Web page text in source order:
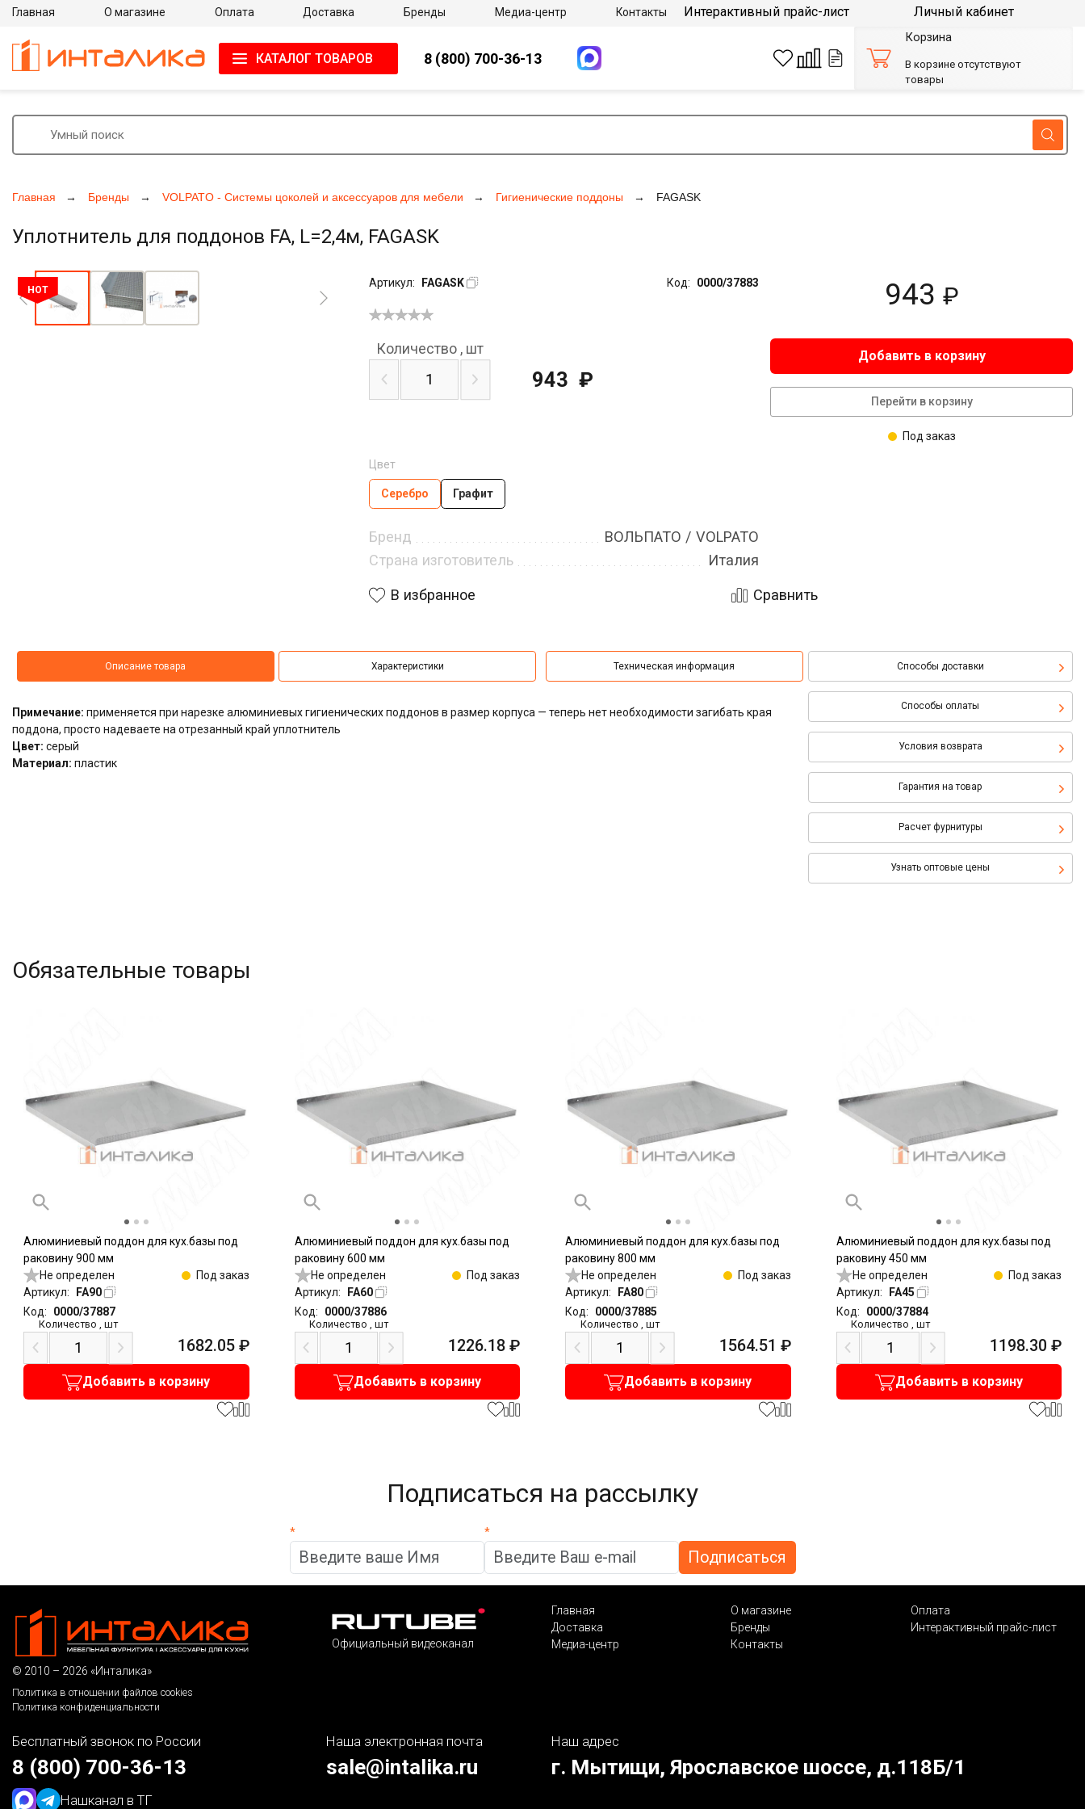
Главная Бренды VOLPATO - Системы цоколей и аксессуаров для мебели Гигиенические поддоны FAGASK
Уплотнитель для поддонов FA, L=2,4м, FAGASK
HOT
Артикул: FAGASK Код: 0000/37883 943 ₽
Цвет
Серебро Графит
Бренд
ВОЛЬПАТО / VOLPATO
Страна изготовитель
Италия
Количество , шт
943 ₽
Добавить в корзину
Перейти в корзину
Под заказ
В избранное Сравнить
Описание товара Характеристики Техническая информация Способы доставки
Способы оплаты
Условия возврата
Гарантия на товар
Расчет фурнитуры
Узнать оптовые цены
Примечание: применяется при нарезке алюминиевых гигиенических поддонов в размер корпуса — теперь нет необходимости загибать края
поддона, просто надеваете на отрезанный край уплотнитель
Цвет: серый
Материал: пластик
Обязательные товары
Алюминиевый поддон для кух.базы под
раковину 900 мм
Не определен
Под заказ
Артикул:
FA90
Код:
0000/37887
Количество шт
1682.05 ₽
Добавить в корзину
Алюминиевый поддон для кух.базы под
раковину 600 мм
Не определен
Под заказ
Артикул:
FA60
Код:
0000/37886
Количество ,шт
1226.18 ₽
Добавить в корзину
Алюминиевый поддон для кух.базы под
раковину 800 мм
Не определен
Под заказ
Артикул:
FA80
Код:
0000/37885
Количество шт
1564.51 ₽
Добавить в корзину
Алюминиевый поддон для кух.базы под
раковину 450 мм
Не определен
Под заказ
Артикул:
FA45
Код:
0000/37884
Количество ,шт
1198.30 ₽
Добавить в корзину
Главная О магазине Оплата Доставка Бренды Медиа-центр Контакты Интерактивный прайс-лист Личный кабинет
КАТАЛОГ ТОВАРОВ 8 (800) 700-36-13
Корзина
В корзине отсутствуют
товары
Подписаться на рассылку
* *
© 2010 – 2026 «Инталика»
Политика в отношении файлов cookies
Политика конфиденциальности
Официальный видеоканал
Главная О магазине
Оплата
Доставка
Бренды
Интерактивный прайс-лист
Медиа-центр
Контакты
Бесплатный звонок по России
8 (800) 700-36-13
Нашканал в ТГ
Наша электронная почта
sale@intalika.ru
Наш адрес
г. Мытищи, Ярославское шоссе, д.118Б/1